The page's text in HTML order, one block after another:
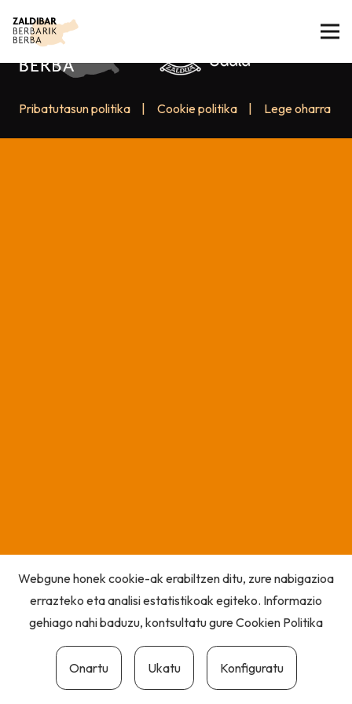
Pribatutasun politika Cookie politika Lege oharra
Webgune honek cookie-ak erabiltzen ditu, zure nabigazioa
errazteko eta analisi estatistikoak egiteko. Informazio
gehiago nahi baduzu, kontsultatu gureCookien Politika
Onartu Ukatu Konfiguratu